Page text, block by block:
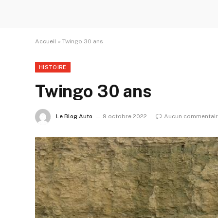
Accueil » Twingo 30 ans
HISTOIRE
Twingo 30 ans
Le Blog Auto 9 octobre 2022 Aucun